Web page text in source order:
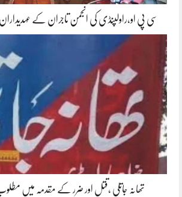
سی پی او،راولپنڈی کی انجمن تاجران کے
تھانہ جاتلی ،قتل اور ضرر کے مقدمہ میں مطلوب